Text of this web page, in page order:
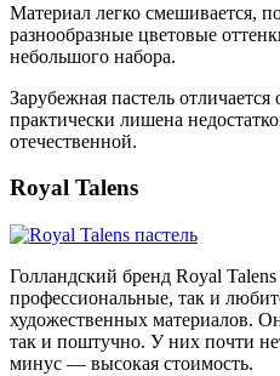
Материал легко смешивается,
разнообразные цветовые
небольшого набора.
Зарубежная пастель
практически лишена
отечественной.
Royal Talens
Голландский бренд Royal Talens
профессиональные, так и
художественных материалов.
так и поштучно. У них почти
минус — высокая стоимость.